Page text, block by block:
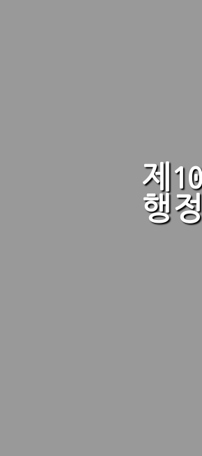
제
행